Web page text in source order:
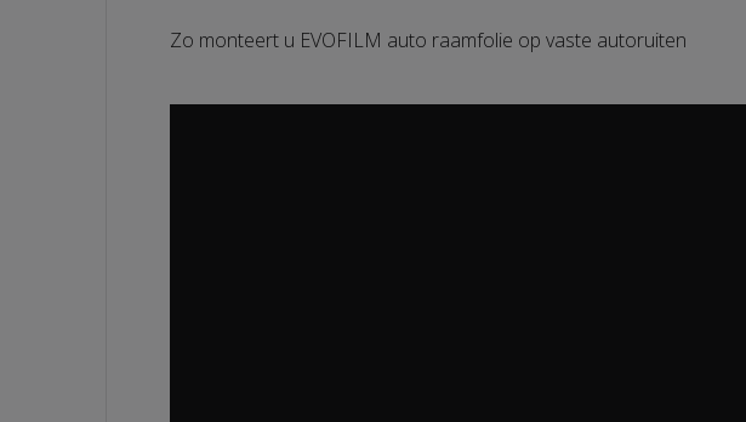
Zo monteert u EVOFILM auto raamfolie op vaste autoruiten